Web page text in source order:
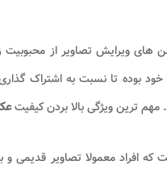
های ویرایش تصاویر از محبوبیت
خود بوده تا نسبت به اشتراک
ترین ویژگی بالا بردن کیفیت
که افراد معمولا تصاویر قدیمی